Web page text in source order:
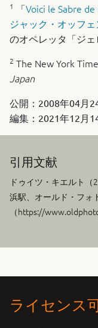
1 「Voici le Sabre
ジャック・オッフ
のオペレッタ「ジ
2 The New York
Japan
公開： 2008年04月
編集： 2021年12月
引用文献
ドゥイツ・キエルト（
浜駅、オールド・フォ
（https://
ライセンス